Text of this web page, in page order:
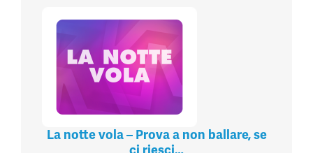
La notte vola – Prova a non ballare, se